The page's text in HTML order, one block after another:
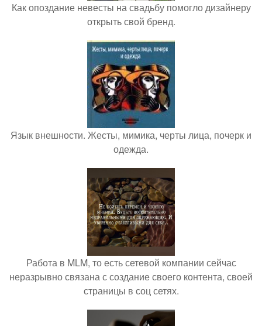
Как опоздание невесты на свадьбу помогло дизайнеру
открыть свой бренд.
Язык внешности. Жесты, мимика, черты лица, почерк и
одежда.
Работа в MLM, то есть сетевой компании сейчас
неразрывно связана с создание своего контента, своей
страницы в соц сетях.